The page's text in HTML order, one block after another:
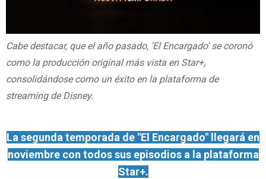
Cabe destacar, que el año pasado, 'El Encargado' se coronó
como la producción original más vista en Star+,
consolidándose como un éxito en la plataforma de
streaming de Disney.
La segunda temporada de "El Encargado" llegará en
noviembre con todos sus episodios a la plataforma
Star+.